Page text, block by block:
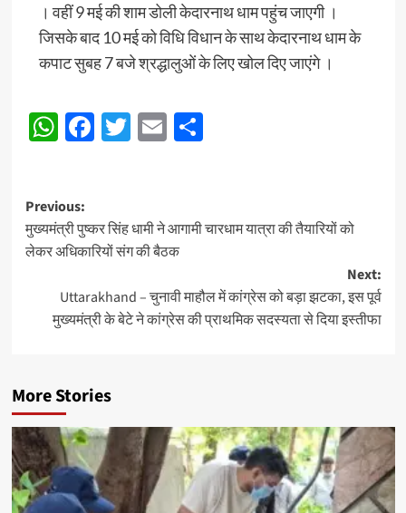
। वहीं 9 मई की शाम डोली केदारनाथ धाम पहुंच जाएगी ।
जिसके बाद 10 मई को विधि विधान के साथ केदारनाथ धाम के
कपाट सुबह 7 बजे श्रद्धालुओं के लिए खोल दिए जाएंगे ।
WhatsApp
Facebook
Twitter
EmailShare
Post
navigation
Previous:
मुख्यमंत्री पुष्कर सिंह धामी ने आगामी चारधाम यात्रा की तैयारियों को
लेकर अधिकारियों संग की बैठक
Next:
Uttarakhand – चुनावी माहौल में कांग्रेस को बड़ा झटका, इस पूर्व
मुख्यमंत्री के बेटे ने कांग्रेस की प्राथमिक सदस्यता से दिया इस्तीफा
More Stories